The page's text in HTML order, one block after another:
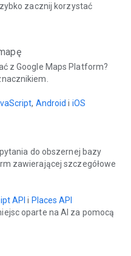
zacznij korzystać
z Google Maps Platform?
, Android i iOS
do obszernej bazy
zawierającej szczegółowe
API i Places API
oparte na AI za pomocą